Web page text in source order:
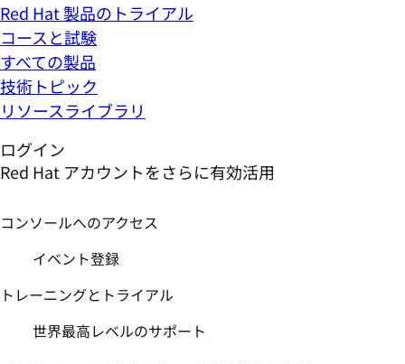
Red Hat 製品のトライアル
コースと試験
すべての製品
技術トピック
リソースライブラリ
ログイン
Red Hat アカウントをさらに有効活用
コンソールへのアクセス
イベント登録
トレーニングとトライアル
世界最高レベルのサポート